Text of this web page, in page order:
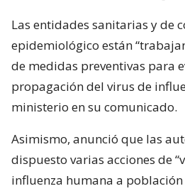
Las entidades sanitarias y de
epidemiológico están
de medidas preventivas para
propagación del virus de
ministerio en su comunicado.
Asimismo, anunció que las
dispuesto varias acciones de
influenza humana a población